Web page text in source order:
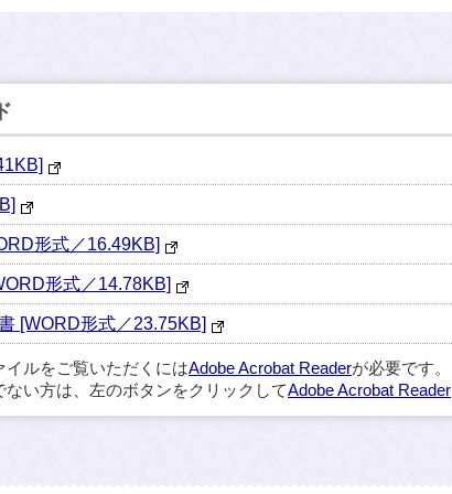
形式／16.49KB]
形式／14.78KB]
[WORD形式／23.75KB]
イルをご覧いただくにはAdobe Acrobat Readerが必要です。
ない方は、左のボタンをクリックしてAdobe Acrobat Reader